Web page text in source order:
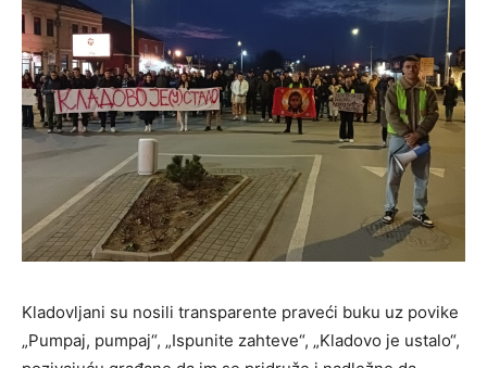
Kladovljani su nosili transparente praveći buku uz povike
„Pumpaj, pumpaj“, „Ispunite zahteve“, „Kladovo je ustalo“,